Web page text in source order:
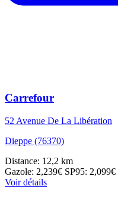
Carrefour
52 Avenue De La Libération
Dieppe (76370)
Distance: 12,2 km
Gazole: 2,239€ SP95: 2,099€
Voir détails